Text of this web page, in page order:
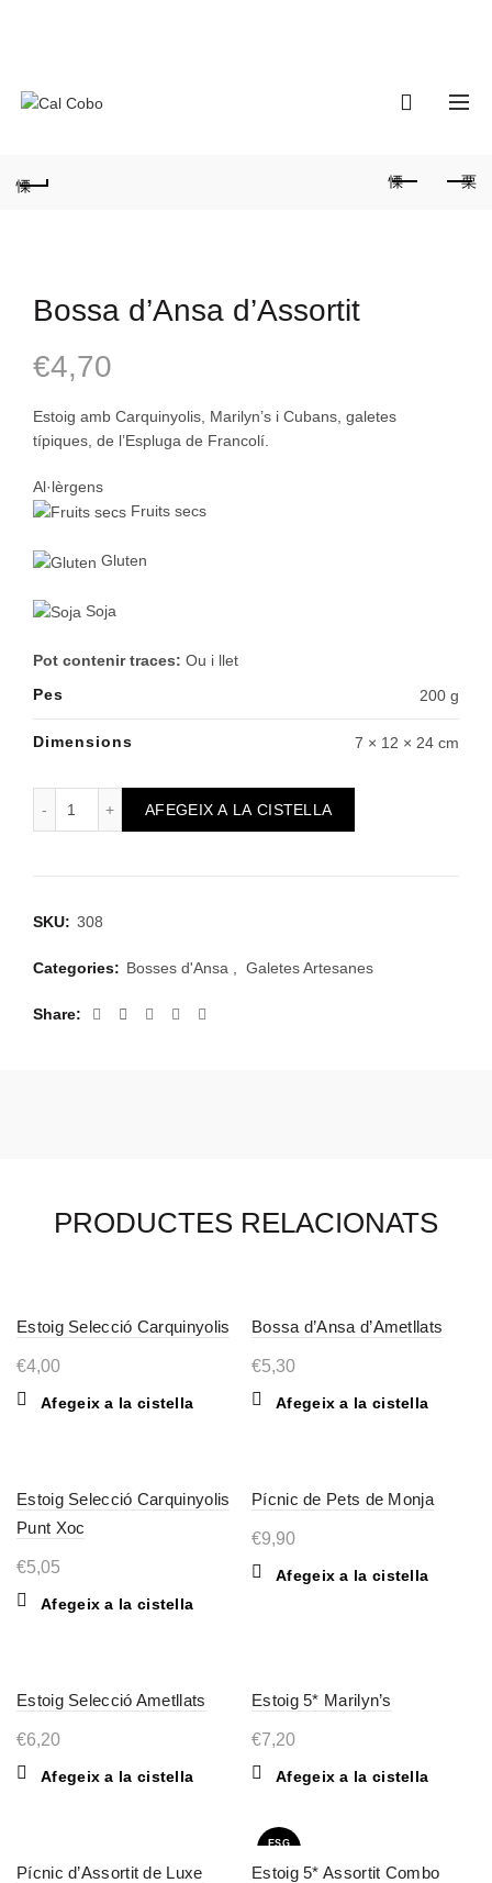
Bossa d’Ansa d’Assortit
€4,70
Estoig amb Carquinyolis, Marilyn’s i Cubans, galetes
típiques, de l’Espluga de Francolí.
Al·lèrgens
Fruits secs
Gluten
Soja
Pot contenir traces: Ou i llet
Pes
200 g
Dimensions 7 × 12 × 24 cm
AFEGEIX A LA CISTELLA
SKU: 308
Categories: Bosses d'Ansa Galetes Artesanes
Share
PRODUCTES RELACIONATS
Estoig Selecció Carquinyolis
€4,00
Afegeix a la cistella
Bossa d’Ansa d’Ametllats
€5,30
Afegeix a la cistella
Estoig Selecció Carquinyolis
Punt Xoc
€5,05
Afegeix a la cistella
Pícnic de Pets de Monja
€9,90
Afegeix a la cistella
Estoig Selecció Ametllats
€6,20
Afegeix a la cistella
Estoig 5* Marilyn’s
€7,20
Afegeix a la cistella
Pícnic d’Assortit de Luxe
ESG
Estoig 5* Assortit Combo